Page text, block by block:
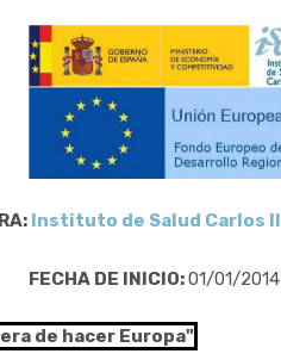
Instituto de Salud Carlos III
FECHA DE INICIO:01/01/2014
de hacer Europa"